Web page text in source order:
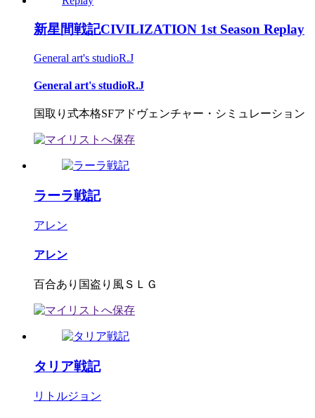
新星間戦記CIVILIZATION 1st Season Replay
General art's studioR.J
General art's studioR.J
国取り式本格SFアドヴェンチャー・シミュレーション
ラーラ戦記
アレン
アレン
百合あり国盗り風ＳＬＧ
タリア戦記
リトルジョン